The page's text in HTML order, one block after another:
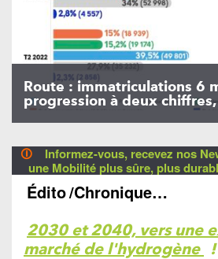
Route : immatriculations 6
progression à deux
🛈
Informez-vous, recevez nos
une Mobilité plus sûre, plus
Édito/Chronique…
2030 et 2040, vers une
marché de l'hydrogène !